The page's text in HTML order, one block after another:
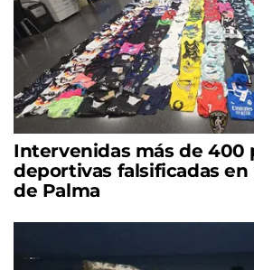
Intervenidas más de 400
deportivas falsificadas
de Palma